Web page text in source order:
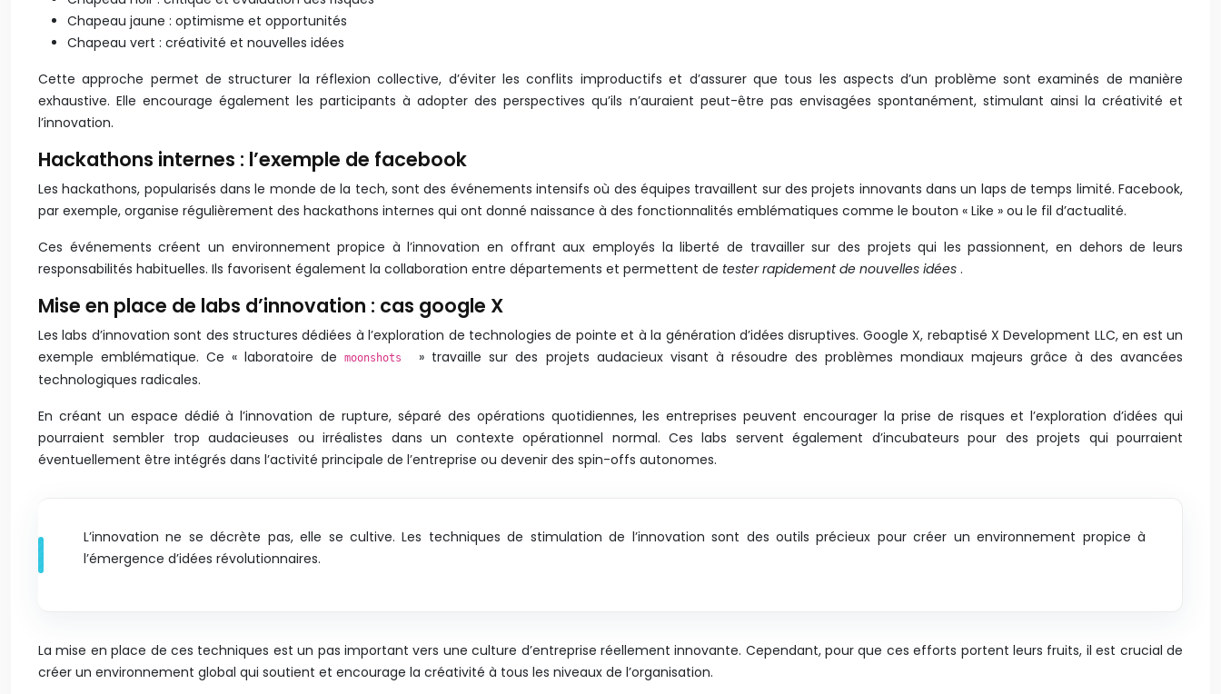
Chapeau jaune : optimisme et opportunités
Chapeau vert : créativité et nouvelles idées
Cette approche permet de structurer la réflexion collective, d’éviter les conflits improductifs et d’assurer que tous les aspects d’un problème sont examinés de manière
exhaustive. Elle encourage également les participants à adopter des perspectives qu’ils n’auraient peut-être pas envisagées spontanément, stimulant ainsi la créativité et
l’innovation.
Hackathons internes : l’exemple de facebook
Les hackathons, popularisés dans le monde de la tech, sont des événements intensifs où des équipes travaillent sur des projets innovants dans un laps de temps limité. Facebook,
par exemple, organise régulièrement des hackathons internes qui ont donné naissance à des fonctionnalités emblématiques comme le bouton « Like » ou le fil d’actualité.
Ces événements créent un environnement propice à l’innovation en offrant aux employés la liberté de travailler sur des projets qui les passionnent, en dehors de leurs
responsabilités habituelles. Ils favorisent également la collaboration entre départements et permettent de tester rapidement de nouvelles idées .
Mise en place de labs d’innovation : cas google X
Les labs d’innovation sont des structures dédiées à l’exploration de technologies de pointe et à la génération d’idées disruptives. Google X, rebaptisé X Development LLC, en est un
exemple emblématique. Ce « laboratoire demoonshots
» travaille sur des projets audacieux visant à résoudre des problèmes mondiaux majeurs grâce à des avancées
technologiques radicales.
En créant un espace dédié à l’innovation de rupture, séparé des opérations quotidiennes, les entreprises peuvent encourager la prise de risques et l’exploration d’idées qui
pourraient sembler trop audacieuses ou irréalistes dans un contexte opérationnel normal. Ces labs servent également d’incubateurs pour des projets qui pourraient
éventuellement être intégrés dans l’activité principale de l’entreprise ou devenir des spin-offs autonomes.
L’innovation ne se décrète pas, elle se cultive. Les techniques de stimulation de l’innovation sont des outils précieux pour créer un environnement propice à
l’émergence d’idées révolutionnaires.
La mise en place de ces techniques est un pas important vers une culture d’entreprise réellement innovante. Cependant, pour que ces efforts portent leurs fruits, il est crucial de
créer un environnement global qui soutient et encourage la créativité à tous les niveaux de l’organisation.